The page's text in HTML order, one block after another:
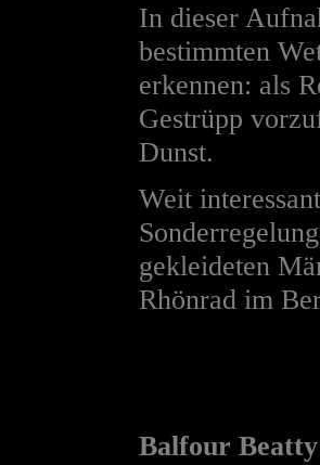
In dieser
bestimmten
erkennen: als
Gestrüpp
Dunst.
Weit
gekleideten
Rhönrad im
Balfour Beatty